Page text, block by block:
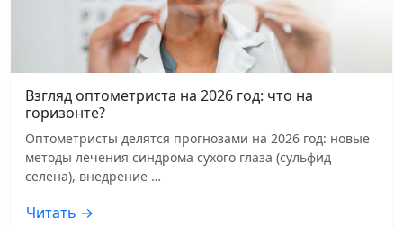
Взгляд оптометриста на 2026 год: что на
горизонте?
Оптометристы делятся прогнозами на 2026 год: новые
методы лечения синдрома сухого глаза (сульфид
селена), внедрение …
Читать →